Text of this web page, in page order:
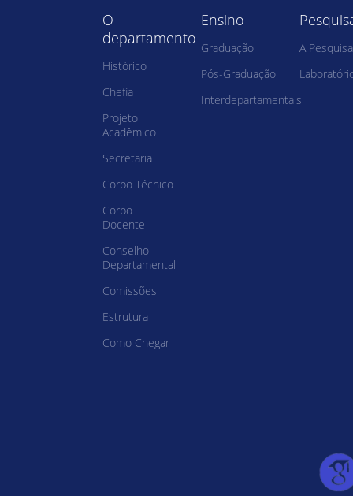
O
departamento
Histórico
Chefia
Projeto
Acadêmico
Secretaria
Corpo Técnico
Corpo
Docente
Conselho
Departamental
Comissões
Estrutura
Como Chegar
Ensino
Graduação
Pós-Graduação
Interdepartamentais
A Pesquisa